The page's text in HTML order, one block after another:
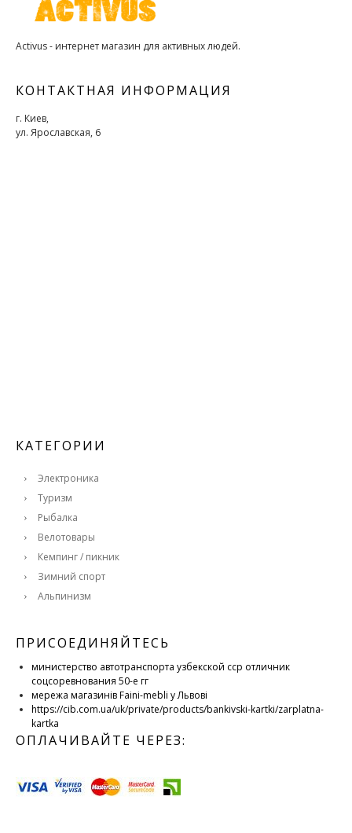
Activus - интернет магазин для активных людей.
КОНТАКТНАЯ ИНФОРМАЦИЯ
г. Киев,
ул. Ярославская, 6
КАТЕГОРИИ
Электроника
Туризм
Рыбалка
Велотовары
Кемпинг / пикник
Зимний спорт
Альпинизм
ПРИСОЕДИНЯЙТЕСЬ
министерство автотранспорта узбекской сср отличник
соцсоревнования 50-е гг
мережа магазинів Faini-mebli у Львові
https://cib.com.ua/uk/private/products/bankivski-kartki/zarplatna-
kartka
ОПЛАЧИВАЙТЕ ЧЕРЕЗ: